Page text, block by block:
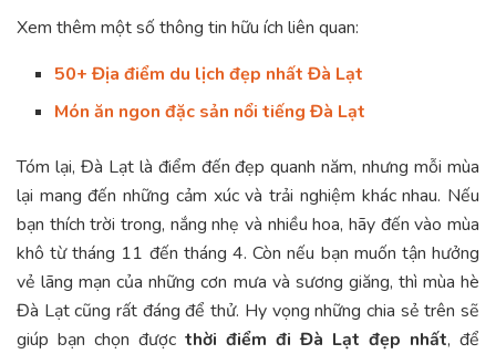
Xem thêm một số thông tin hữu ích liên quan:
50+ Địa điểm du lịch đẹp nhất Đà Lạt
Món ăn ngon đặc sản nổi tiếng Đà Lạt
Tóm lại, Đà Lạt là điểm đến đẹp quanh năm, nhưng mỗi mùa
lại mang đến những cảm xúc và trải nghiệm khác nhau. Nếu
bạn thích trời trong, nắng nhẹ và nhiều hoa, hãy đến vào mùa
khô từ tháng 11 đến tháng 4. Còn nếu bạn muốn tận hưởng
vẻ lãng mạn của những cơn mưa và sương giăng, thì mùa hè
Đà Lạt cũng rất đáng để thử. Hy vọng những chia sẻ trên sẽ
giúp bạn chọn được thời điểm đi Đà Lạt đẹp nhất, để